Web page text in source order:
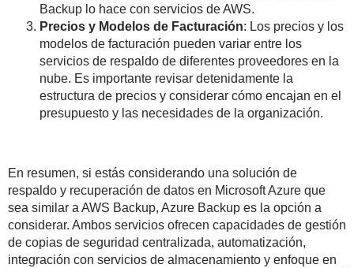
Backup lo hace con servicios de AWS.
Precios y Modelos de Facturación: Los precios y los
modelos de facturación pueden variar entre los
servicios de respaldo de diferentes proveedores en la
nube. Es importante revisar detenidamente la
estructura de precios y considerar cómo encajan en el
presupuesto y las necesidades de la organización.
En resumen, si estás considerando una solución de
respaldo y recuperación de datos en Microsoft Azure que
sea similar a AWS Backup, Azure Backup es la opción a
considerar. Ambos servicios ofrecen capacidades de gestión
de copias de seguridad centralizada, automatización,
integración con servicios de almacenamiento y enfoque en